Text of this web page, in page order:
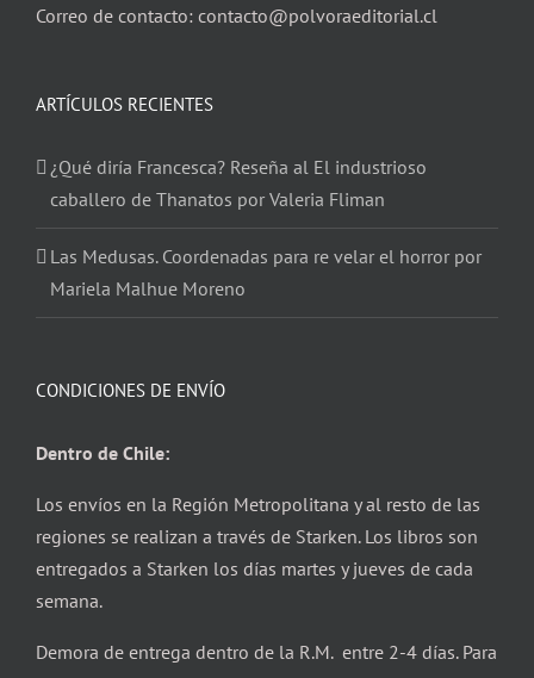
Correo de contacto: contacto@polvoraeditorial.cl
ARTÍCULOS RECIENTES
¿Qué diría Francesca? Reseña al El industrioso
caballero de Thanatos por Valeria Fliman
Las Medusas. Coordenadas para re velar el horror por
Mariela Malhue Moreno
CONDICIONES DE ENVÍO
Dentro de Chile:
Los envíos en la Región Metropolitana y al resto de las
regiones se realizan a través de Starken. Los libros son
entregados a Starken los días martes y jueves de cada
semana.
Demora de entrega dentro de la R.M. entre 2-4 días. Para